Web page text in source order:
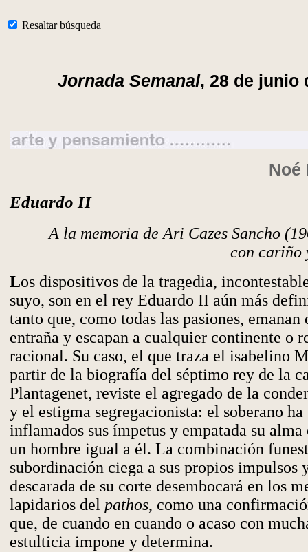
Resaltar búsqueda
Jornada Semanal, 28 de junio
Noé
Eduardo II
A la memoria de Ari Cazes Sancho
con cariño
Los dispositivos de la tragedia,
suyo, son en el rey Eduardo II aún más
tanto que, como todas las pasiones, emanan
entraña y escapan a cualquier continente o
racional. Su caso, el que traza el isabelino
partir de la biografía del séptimo rey de la
Plantagenet, reviste el agregado de la
y el estigma segregacionista: el soberano
inflamados sus ímpetus y empatada su alma
un hombre igual a él. La combinación
subordinación ciega a sus propios impulsos
descarada de su corte desembocará en los
lapidarios del pathos, como una
que, de cuando en cuando o acaso con
estulticia impone y determina.